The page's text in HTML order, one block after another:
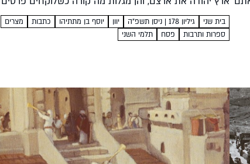
מסיפור ידוע והופכים את נקודת המבט יעל...
בית שני גיליון 178 | ניסן תשפ"ה יוון יוסף בן מתתיהו כתבות
מצרים
ספרות ותרבות
פסח תלמי השני